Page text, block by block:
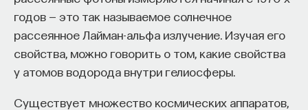
годов — это так называемое солнечное
рассеянное Лайман-альфа излучение. Изучая его
свойства, можно говорить о том, какие свойства
у атомов водорода внутри гелиосферы.
Существует множество космических аппаратов,